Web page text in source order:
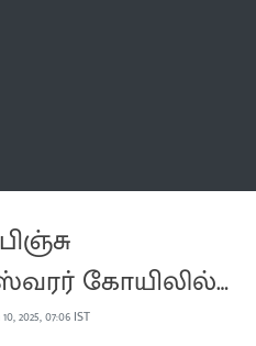
கோயிலில்
விழா
2025, 07:06 IST